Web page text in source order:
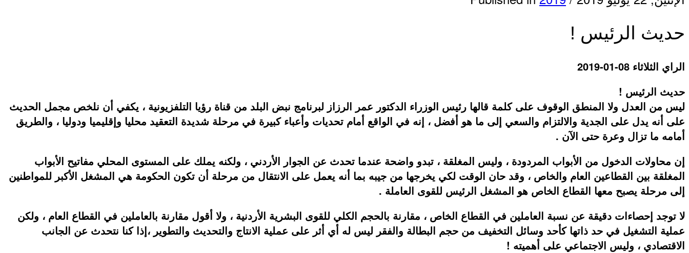
حديث الرئيس !
الراي الثلاثاء 08-01-2019
حديث الرئيس !
ليس من العدل ولا المنطق الوقوف على كلمة قالها رئيس الوزراء الدكتور عمر الرزاز لبرنامج نبض البلد من قناة رؤيا التلفزيونية ، يكفي أن نلخص مجمل الحديث
على أنه يدل على الجدية والالتزام والسعي إلى ما هو أفضل ، إنه في الواقع أمام تحديات وأعباء كبيرة في مرحلة شديدة التعقيد محليا وإقليميا ودوليا ، والطريق
أمامه ما تزال وعرة حتى الآن .
إن محاولات الدخول من الأبواب المردودة ، وليس المغلقة ، تبدو واضحة عندما تحدث عن الجوار الأردني ، ولكنه يملك على المستوى المحلي مفاتيح الأبواب
المغلقة بين القطاعين العام والخاص ، وقد حان الوقت لكي يخرجها من جيبه بما أنه يعمل على الانتقال من مرحلة أن تكون الحكومة هي المشغل الأكبر للمواطنين
إلى مرحلة يصبح معها القطاع الخاص هو المشغل الرئيس للقوى العاملة .
لا توجد إحصاءات دقيقة عن نسبة العاملين في القطاع الخاص ، مقارنة بالحجم الكلي للقوى البشرية الأردنية ، ولا أقول مقارنة بالعاملين في القطاع العام ، ولكن
عملية التشغيل في حد ذاتها كأحد وسائل التخفيف من حجم البطالة والفقر ليس له أي أثر على عملية الانتاج والتحديث والتطوير ،إذا كنا نتحدث عن الجانب
الاقتصادي ، وليس الاجتماعي على أهميته !